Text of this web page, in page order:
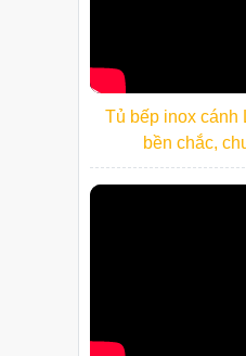
Tủ bếp inox cánh
bền chắc,